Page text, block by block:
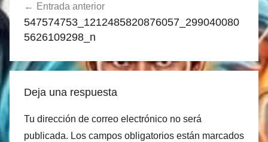
de
entradas
Entrada anterior
547574753_1212485820876057_299040080
5626109298_n
Deja una respuesta
Tu dirección de correo electrónico no será
publicada. Los campos obligatorios están marcados